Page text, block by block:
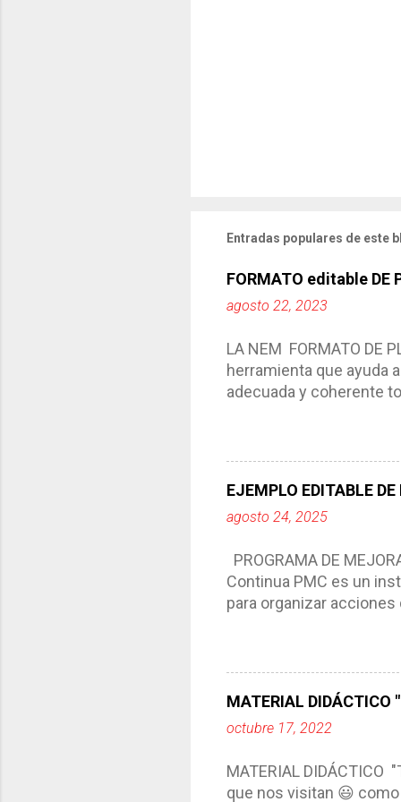
Entradas populares de este
FORMATO editable DE
agosto 22, 2023
LA NEM FORMATO DE
herramienta que ayuda
adecuada y coherente
aprendizaje. La
Tiene un carácter
interacción de otros
EJEMPLO EDITABLE
agosto 24, 2025
PROGRAMA DE
Continua PMC es un
para organizar
concreta y realista
problemáticas
PROGRAMA DE
comunidad educativa.
estrategia de c...
MATERIAL DIDÁCTICO
octubre 17, 2022
MATERIAL DIDÁCTICO
que nos visitan 😃